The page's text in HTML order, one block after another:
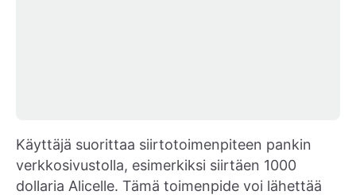
Käyttäjä suorittaa siirtotoimenpiteen pankin
verkkosivustolla, esimerkiksi siirtäen 1000
dollaria Alicelle. Tämä toimenpide voi lähettää